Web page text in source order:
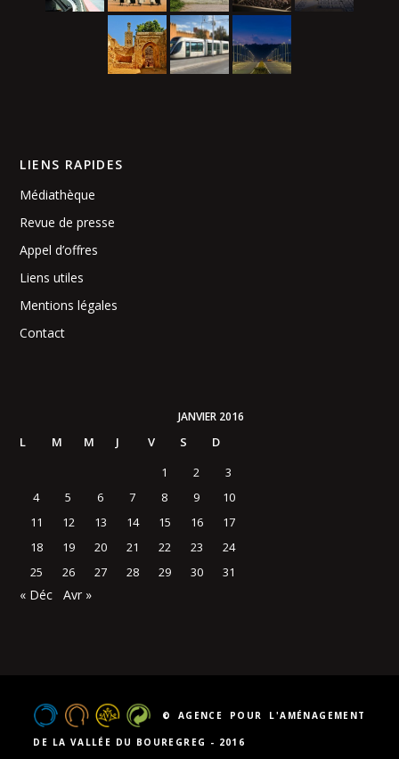
LIENS RAPIDES
Médiathèque
Revue de presse
Appel d’offres
Liens utiles
Mentions légales
Contact
JANVIER 2016
L M M J V S
D
1
2
3
4
5 6 7 8 9
10
11
12 13 14 15 16
17
18
19 20 21 22 23
24
25
26 27 28 29 30 31
« Déc Avr »
© AGENCE POUR L'AMÉNAGEMENT
DE LA VALLÉE DU BOUREGREG - 2016